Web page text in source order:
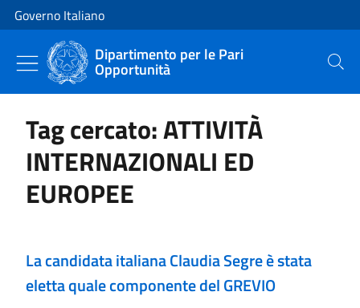
Vai al contenuto
Vai alla navigazione del sito
Governo Italiano
Dipartimento per le Pari
Opportunità Cerca
Tag cercato: ATTIVITÀ
INTERNAZIONALI ED
EUROPEE
La candidata italiana Claudia Segre è stata
eletta quale componente del GREVIO